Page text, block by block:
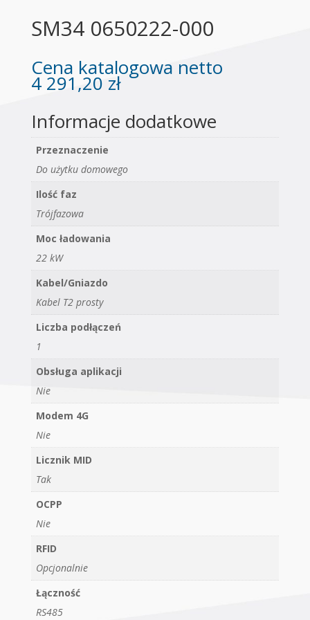
SM34 0650222-000
Cena katalogowa netto
4 291,20 zł
Informacje dodatkowe
Przeznaczenie
Do użytku domowego
Ilość faz
Trójfazowa
Moc ładowania
22 kW
Kabel/Gniazdo
Kabel T2 prosty
Liczba podłączeń
1
Obsługa aplikacji
Nie
Modem 4G
Nie
Licznik MID
Tak
OCPP
Nie
RFID
Opcjonalnie
Łączność
RS485